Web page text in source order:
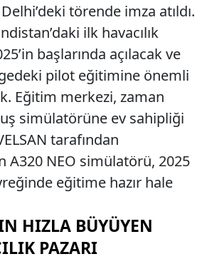
Delhi’deki törende imza atıldı.
ilk havacılık
başlarında açılacak ve
pilot eğitimine önemli
Eğitim merkezi, zaman
simülatörüne ev sahipliği
tarafından
A320 NEO simülatörü, 2025
eğitime hazır hale
HIZLA BÜYÜYEN
PAZARI